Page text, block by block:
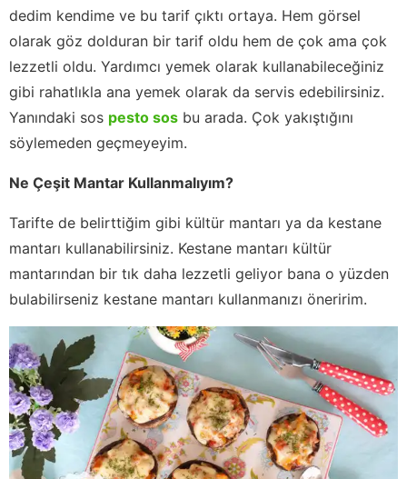
dedim kendime ve bu tarif çıktı ortaya. Hem görsel
olarak göz dolduran bir tarif oldu hem de çok ama çok
lezzetli oldu. Yardımcı yemek olarak kullanabileceğiniz
gibi rahatlıkla ana yemek olarak da servis edebilirsiniz.
Yanındaki sos pesto sos bu arada. Çok yakıştığını
söylemeden geçmeyeyim.
Ne Çeşit Mantar Kullanmalıyım?
Tarifte de belirttiğim gibi kültür mantarı ya da kestane
mantarı kullanabilirsiniz. Kestane mantarı kültür
mantarından bir tık daha lezzetli geliyor bana o yüzden
bulabilirseniz kestane mantarı kullanmanızı öneririm.